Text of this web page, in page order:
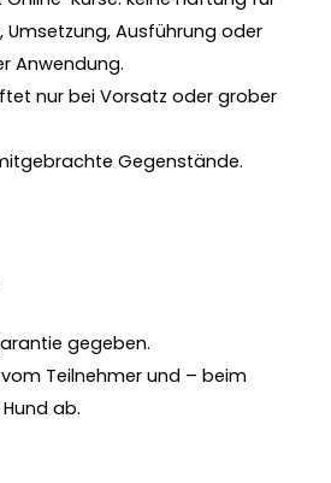
Umsetzung, Ausführung oder
Anwendung.
nur bei Vorsatz oder grober
Gegenstände.
gegeben.
Teilnehmer und – beim
ab.